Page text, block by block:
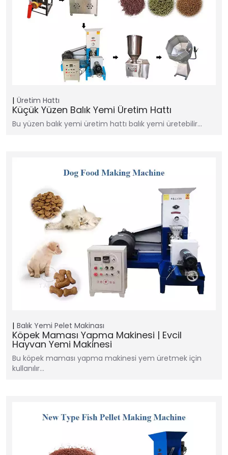
Üretim Hattı
Küçük Yüzen Balık Yemi Üretim Hattı
Bu yüzen balık yemi üretim hattı balık yemi üretebilir…
Balık Yemi Pelet Makinası
Köpek Maması Yapma Makinesi | Evcil
Hayvan Yemi Makinesi
Bu köpek maması yapma makinesi yem üretmek için
kullanılır…